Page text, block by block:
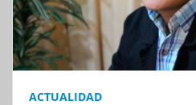
ACTUALIDAD